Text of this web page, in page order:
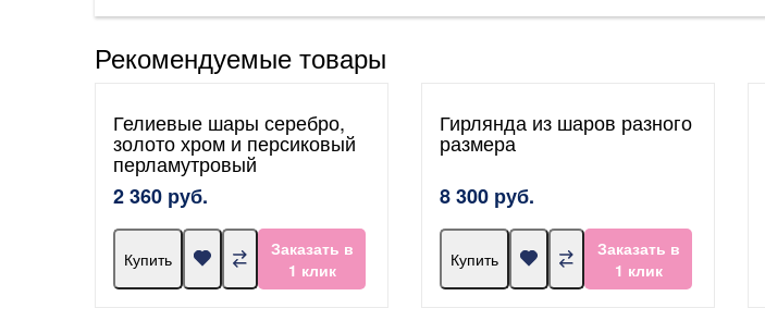
Рекомендуемые товары
Гелиевые шары серебро,
золото хром и персиковый
перламутровый
2 360 руб.
Купить
Заказать в
1 клик
Гирлянда из шаров разного
размера
8 300 руб.
Купить
Заказать в
1 клик